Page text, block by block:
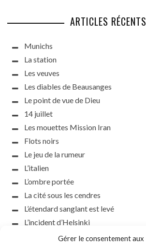
Gérer le consentement aux
ARTICLES RÉCENTS
Munichs
La station
Les veuves
Les diables de Beausanges
Le point de vue de Dieu
14 juillet
Les mouettes Mission Iran
Flots noirs
Le jeu de la rumeur
L’italien
L’ombre portée
La cité sous les cendres
L’étendard sanglant est levé
L’incident d’Helsinki
la petite fasciste